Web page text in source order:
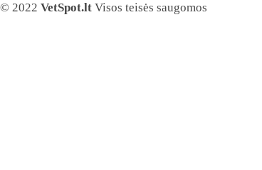
© 2022 VetSpot.lt Visos teisės saugomos